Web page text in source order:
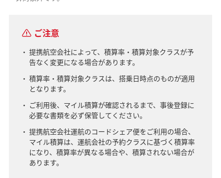
ご注意
提携航空会社によって、積算率・積算対象クラスが予
告なく変更になる場合があります。
積算率・積算対象クラスは、搭乗日時点のものが適用
となります。
ご利用後、マイル積算が確認されるまで、事後登録に
必要な書類を必ず保管してください。
提携航空会社運航のコードシェア便をご利用の場合、
マイル積算は、運航会社の予約クラスに基づく積算率
になり、積算率が異なる場合や、積算されない場合が
あります。